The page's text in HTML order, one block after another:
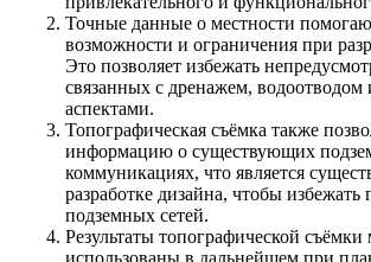
Точные данные о местности
возможности и ограничения при
Это позволяет избежать
связанных с дренажем, водоотводом
аспектами.
Топографическая съёмка также
информацию о существующих
коммуникациях, что является
разработке дизайна, чтобы
подземных сетей.
Результаты топографической съёмки